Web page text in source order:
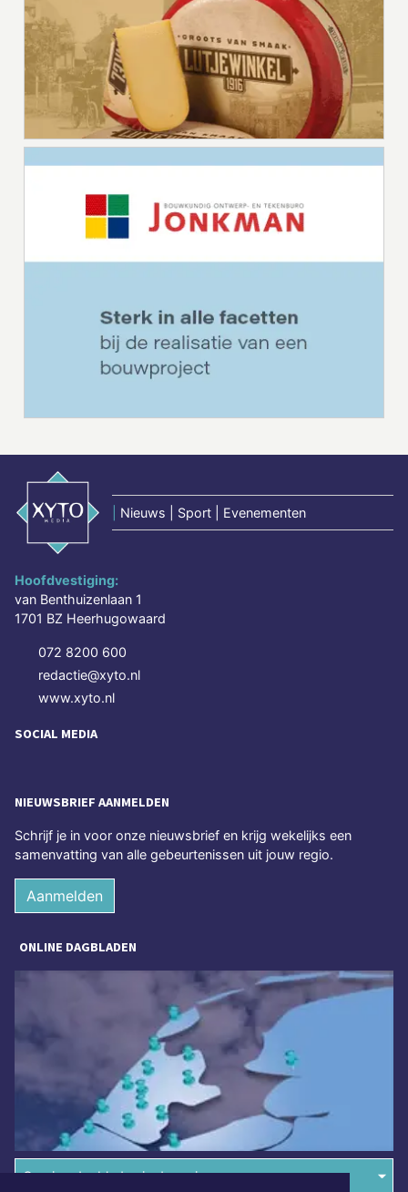
Nieuws | Sport | Evenementen
Hoofdvestiging:
van Benthuizenlaan 1
1701 BZ Heerhugowaard
072 8200 600
redactie@xyto.nl
www.xyto.nl
SOCIAL MEDIA
NIEUWSBRIEF AANMELDEN
Schrijf je in voor onze nieuwsbrief en krijg wekelijks een
samenvatting van alle gebeurtenissen uit jouw regio.
Aanmelden
ONLINE DAGBLADEN
Overige dagbladen in de regio